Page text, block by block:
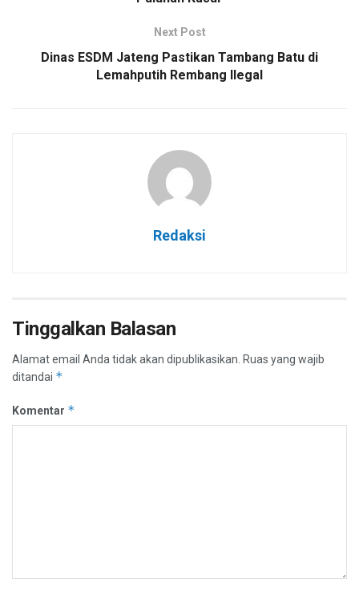
Next Post
Dinas ESDM Jateng Pastikan Tambang Batu di
Lemahputih Rembang Ilegal
Redaksi
Tinggalkan Balasan
Alamat email Anda tidak akan dipublikasikan. Ruas yang wajib
ditandai *
Komentar *